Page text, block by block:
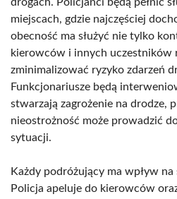
miejscach, gdzie najczęściej
obecność ma służyć nie tylko
kierowców i innych uczestników
zminimalizować ryzyko zdarzeń
Funkcjonariusze będą
stwarzają zagrożenie na drodze,
nieostrożność może prowadzić
sytuacji.
Każdy podróżujący ma wpływ
Policja apeluje do kierowców